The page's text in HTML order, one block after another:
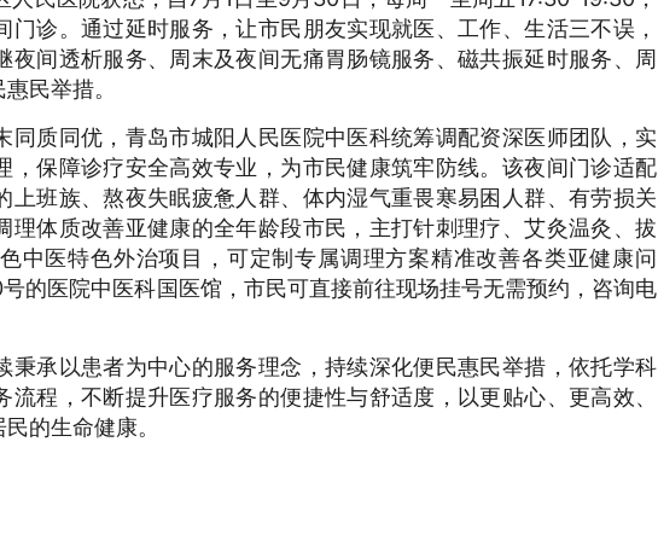
诊。通过延时服务，让市民朋友实现就医、工作、生活三不误，
夜间透析服务、周末及夜间无痛胃肠镜服务、磁共振延时服务、周
民举措。
同质同优，青岛市城阳人民医院中医科统筹调配资深医师团队，实
，保障诊疗安全高效专业，为市民健康筑牢防线。该夜间门诊适配
上班族、熬夜失眠疲惫人群、体内湿气重畏寒易困人群、有劳损关
理体质改善亚健康的全年龄段市民，主打针刺理疗、艾灸温灸、拔
中医特色外治项目，可定制专属调理方案精准改善各类亚健康问
的医院中医科国医馆，市民可直接前往现场挂号无需预约，咨询电
秉承以患者为中心的服务理念，持续深化便民惠民举措，依托学科
程，不断提升医疗服务的便捷性与舒适度，以更贴心、更高效、
的生命健康。